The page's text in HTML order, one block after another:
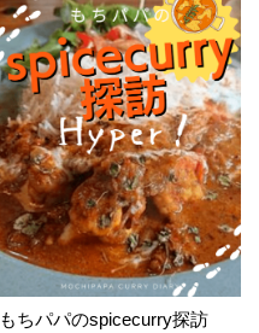
もちパパのspicecurry探訪